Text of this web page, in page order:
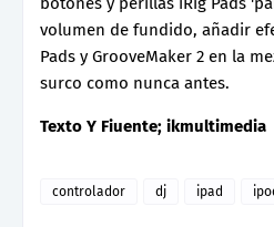
volumen de fundido, añadir
Pads y GrooveMaker 2 en la
surco como nunca antes.
Texto Y Fiuente; ikmultimedia
controlador dj ipad